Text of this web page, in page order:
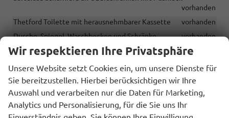
vorhanden
Thetford Toilette mit herausnehmbarer Kassette
vorhanden
Dusche, Spiegel, Waschbecken und Schränke
vorhanden
Abflussrohre mit Siphon und Abwassertank mit externer
Absorberkühlschrank: 136 l Thetford
vorhanden
Anzahl Kochstellen: 2
vorhanden
Wir respektieren Ihre Privatsphäre
Unsere Website setzt Cookies ein, um unsere Dienste für
Sie bereitzustellen. Hierbei berücksichtigen wir Ihre
Auswahl und verarbeiten nur die Daten für Marketing,
Analytics und Personalisierung, für die Sie uns Ihr